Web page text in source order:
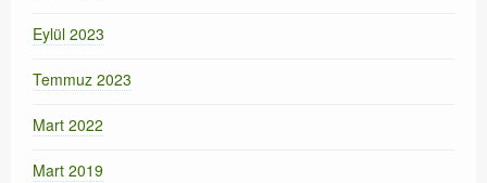
Eylül 2023
Temmuz 2023
Mart 2022
Mart 2019